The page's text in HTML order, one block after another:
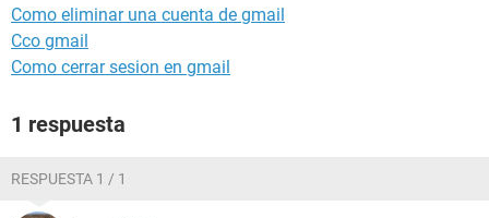
Como eliminar una cuenta de gmail
Cco gmail
Como cerrar sesion en gmail
1 respuesta
RESPUESTA 1 / 1